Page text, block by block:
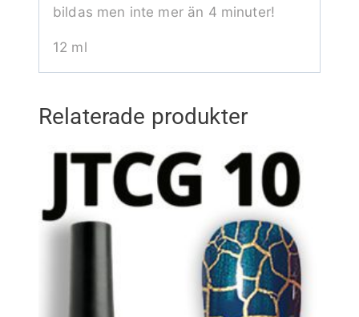
bildas men inte mer än 4 minuter!
12 ml
Relaterade produkter